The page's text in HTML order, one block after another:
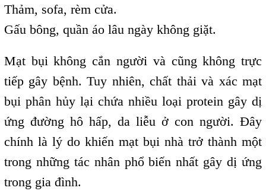
Thảm, sofa, rèm cửa.
Gấu bông, quần áo lâu ngày không giặt.
Mạt bụi không cắn người và cũng không trực
tiếp gây bệnh. Tuy nhiên, chất thải và xác mạt
bụi phân hủy lại chứa nhiều loại protein gây dị
ứng đường hô hấp, da liễu ở con người. Đây
chính là lý do khiến mạt bụi nhà trở thành một
trong những tác nhân phổ biến nhất gây dị ứng
trong gia đình.